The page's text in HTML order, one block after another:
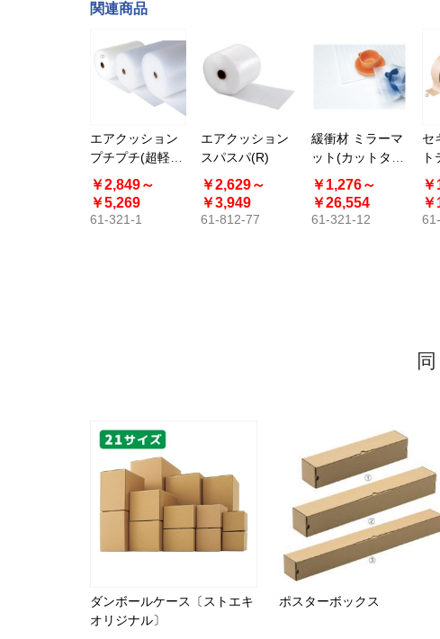
関連商品
エアクッション
プチプチ(超軽梱
包用) 42m巻
￥2,849～
￥5,269
61-321-1
エアクッション
スパスパ(R)
￥2,629～
￥3,949
61-812-77
緩衝材 ミラーマ
ット(カットタイ
プ)
￥1,276～
￥26,554
61-321-12
セ
ト
巻)
￥
ダンボールケース〔ストエキ
オリジナル〕
ポスターボックス